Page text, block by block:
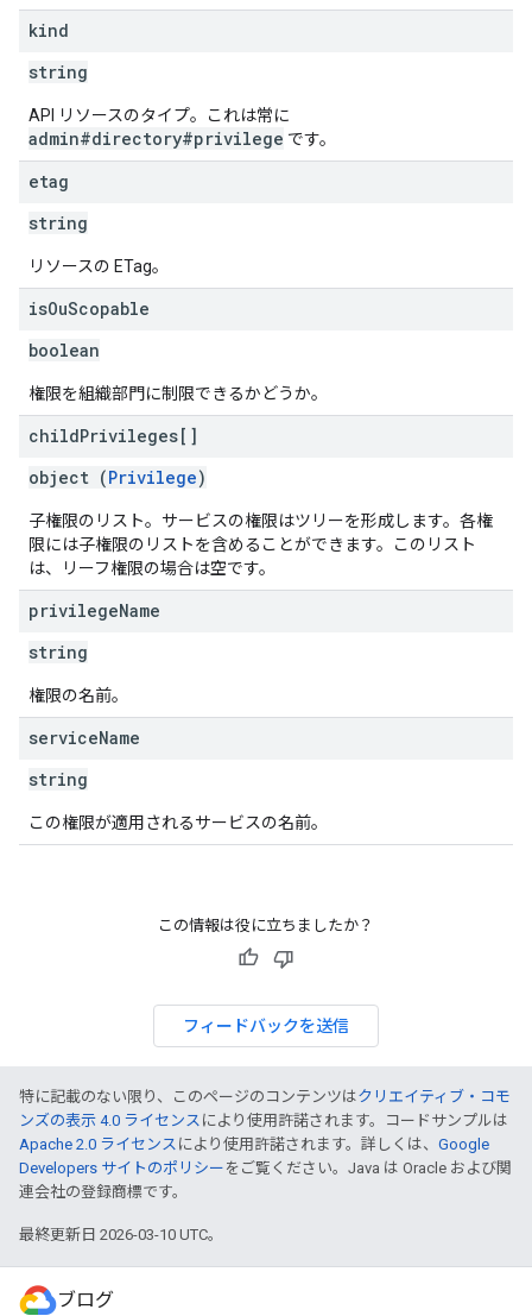
kind
string
API リソースのタイプ。これは常に
admin#directory#privilege です。
etag
string
リソースの ETag。
isOuScopable
boolean
権限を組織部門に制限できるかどうか。
childPrivileges[]
object (Privilege)
子権限のリスト。サービスの権限はツリーを形成します。各権
限には子権限のリストを含めることができます。このリスト
は、リーフ権限の場合は空です。
privilegeName
string
権限の名前。
serviceName
string
この権限が適用されるサービスの名前。
この情報は役に立ちましたか？
フィードバックを送信
特に記載のない限り、このページのコンテンツはクリエイティブ・コモ
ンズの表示 4.0 ライセンス により使用許諾されます。コードサンプルは
Apache 2.0 ライセンス により使用許諾されます。詳しくは、 Google
Developers サイトのポリシー をご覧ください。Java は Oracle および関
連会社の登録商標です。
最終更新日 2026-03-10 UTC。
ブログ